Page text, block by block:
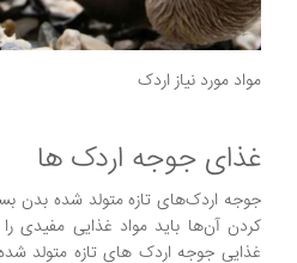
مواد مورد نیاز اردک
غذای جوجه اردک ها
جوجه اردک‌های تازه متولد شده بدن
کردن آن‌ها باید مواد غذایی مفیدی